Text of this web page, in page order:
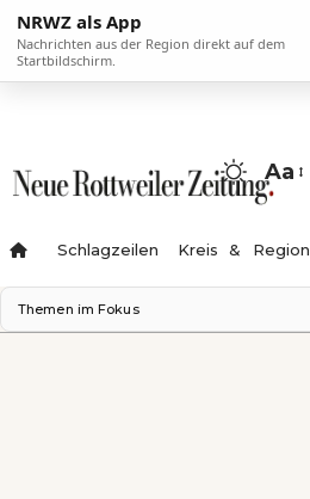
NRWZ als App
Nachrichten aus der Region direkt auf dem
Startbildschirm.
Aa
Schlagzeilen Kreis & Region
Themen im Fokus